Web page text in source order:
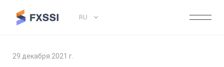
RU
29 декабря 2021 г.